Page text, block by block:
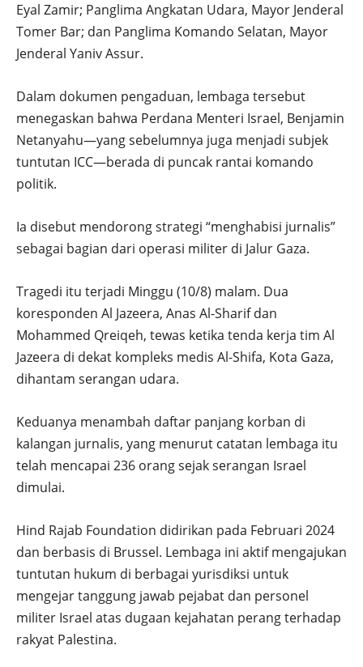
Eyal Zamir; Panglima Angkatan Udara, Mayor Jenderal
Tomer Bar; dan Panglima Komando Selatan, Mayor
Jenderal Yaniv Assur.
Dalam dokumen pengaduan, lembaga tersebut
menegaskan bahwa Perdana Menteri Israel, Benjamin
Netanyahu—yang sebelumnya juga menjadi subjek
tuntutan ICC—berada di puncak rantai komando
politik.
Ia disebut mendorong strategi “menghabisi jurnalis”
sebagai bagian dari operasi militer di Jalur Gaza.
Tragedi itu terjadi Minggu (10/8) malam. Dua
koresponden Al Jazeera, Anas Al-Sharif dan
Mohammed Qreiqeh, tewas ketika tenda kerja tim Al
Jazeera di dekat kompleks medis Al-Shifa, Kota Gaza,
dihantam serangan udara.
Keduanya menambah daftar panjang korban di
kalangan jurnalis, yang menurut catatan lembaga itu
telah mencapai 236 orang sejak serangan Israel
dimulai.
Hind Rajab Foundation didirikan pada Februari 2024
dan berbasis di Brussel. Lembaga ini aktif mengajukan
tuntutan hukum di berbagai yurisdiksi untuk
mengejar tanggung jawab pejabat dan personel
militer Israel atas dugaan kejahatan perang terhadap
rakyat Palestina.